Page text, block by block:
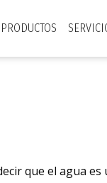
PRODUCTOS
que el agua